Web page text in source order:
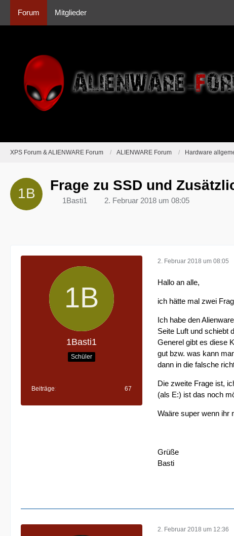
Forum Mitglieder
XPS Forum & ALIENWARE Forum ALIENWARE Forum Hardware
Frage zu SSD und
1Basti1 2. Februar 2018 um 08:05
1Basti1
Schüler
Beiträge 67
2. Februar 2018 um 08:05
Hallo an alle,
ich hätte mal zwei
Ich habe den
Seite Luft und schiebt
Generel gibt es diese
gut bzw. was kann
dann in die falsche
Die zweite Frage ist,
(als E:) ist das noch
Waäre super wenn ihr
Grüße
Basti
2. Februar 2018 um 12:36